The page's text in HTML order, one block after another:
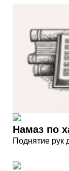
Намаз по
Поднятие рук